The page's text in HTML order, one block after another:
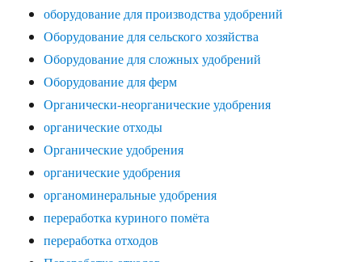
оборудование для производства удобрений
Оборудование для сельского хозяйства
Оборудование для сложных удобрений
Оборудование для ферм
Органически-неорганические удобрения
органические отходы
Органические удобрения
органические удобрения
органоминеральные удобрения
переработка куриного помёта
переработка отходов